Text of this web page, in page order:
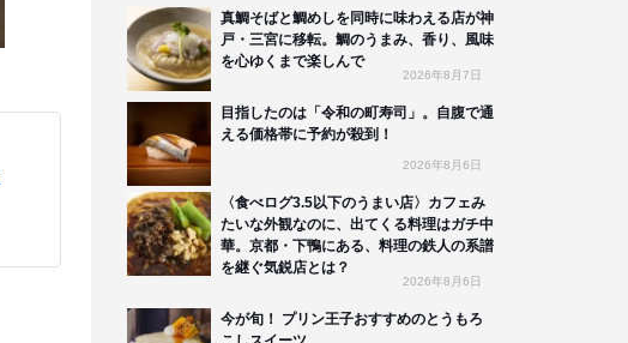
真鯛そばと鯛めしを同時に味わえる店が神
戸・三宮に移転。鯛のうまみ、香り、風味
を心ゆくまで楽しんで
2026年8月7日
目指したのは「令和の町寿司」。自腹で通
える価格帯に予約が殺到！
2026年8月6日
〈食べログ3.5以下のうまい店〉カフェみ
たいな外観なのに、出てくる料理はガチ中
華。京都・下鴨にある、料理の鉄人の系譜
を継ぐ気鋭店とは？
2026年8月6日
今が旬！ プリン王子おすすめのとうもろ